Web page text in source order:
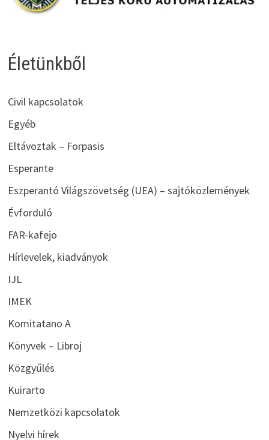
Életünkből
Civil kapcsolatok
Egyéb
Eltávoztak – Forpasis
Esperante
Eszperantó Világszövetség (UEA) – sajtóközlemények
Évforduló
FAR-kafejo
Hírlevelek, kiadványok
IJL
IMEK
Komitatano A
Könyvek – Libroj
Közgyűlés
Kuirarto
Nemzetközi kapcsolatok
Nyelvi hírek